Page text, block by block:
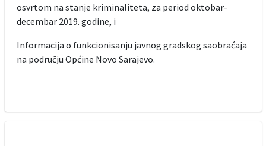
osvrtom na stanje kriminaliteta, za period oktobar-
decembar 2019. godine, i
Informacija o funkcionisanju javnog gradskog saobraćaja
na području Općine Novo Sarajevo.